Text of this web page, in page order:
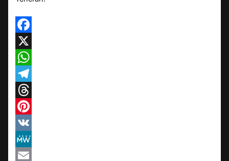
Facebook
X
WhatsApp
Telegram
Threads
Pinterest
VK
MeWe